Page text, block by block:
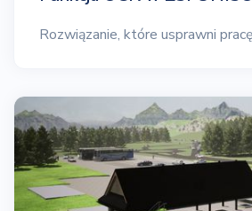
Rozwiązanie, które usprawni